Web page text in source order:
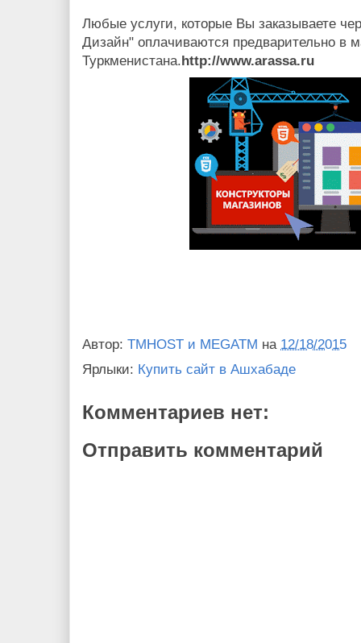
Любые услуги, которые Вы заказываете
Дизайн" оплачиваются предварительно в
Туркменистана.http://www.arassa.ru
Автор: TMHOST и MEGATM на 12/18/2015
Ярлыки: Купить сайт в Ашхабаде
Комментариев нет:
Отправить комментарий